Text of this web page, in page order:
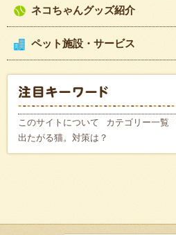
ネコちゃんグッズ紹介
ペット施設・サービス
このサイトについて カテゴリー一覧
出たがる猫。対策は？